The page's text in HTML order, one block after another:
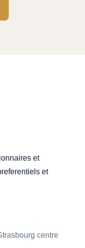
et
et
centre